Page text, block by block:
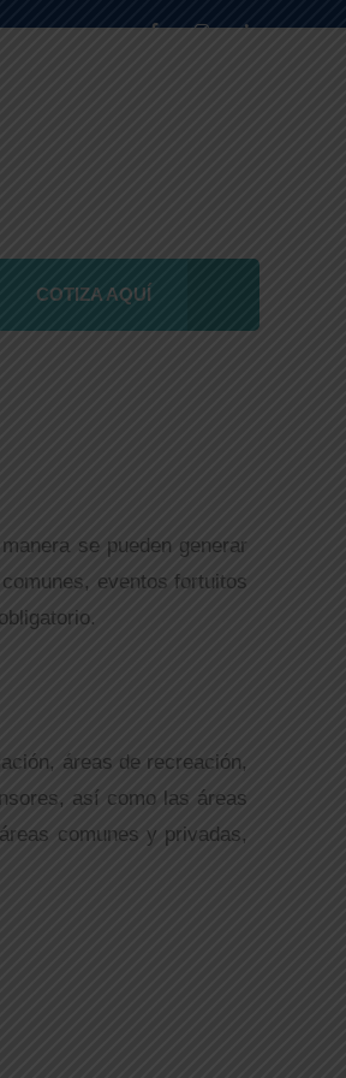
COTIZA AQUÍ
se pueden generar
eventos fortuitos
áreas de recreación,
así como las áreas
comunes y privadas,